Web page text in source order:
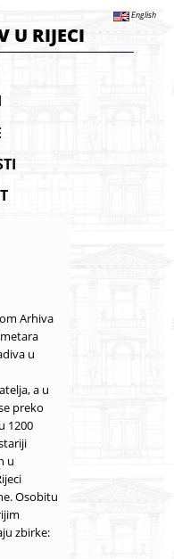
English
U RIJECI
Arhiva
u
a u
preko
1200
u
Osobitu
zbirke: